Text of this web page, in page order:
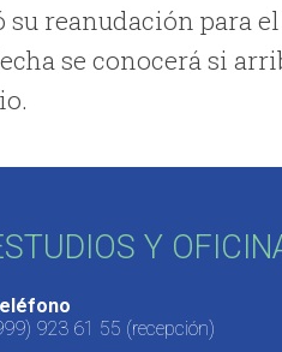
reanudación para el
se conocerá si
Y
923 61 55 (recepción)